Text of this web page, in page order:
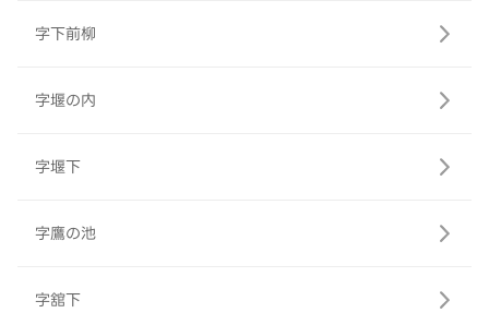
字下前柳
字堰の内
字堰下
字鷹の池
字舘下